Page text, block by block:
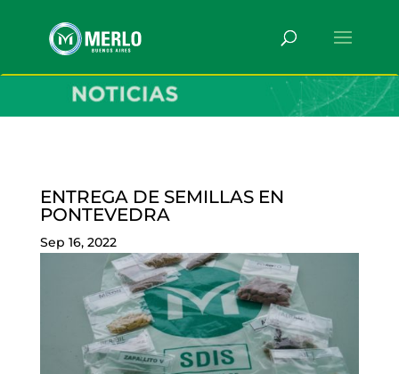
ENTREGA DE SEMILLAS EN
PONTEVEDRA
Sep 16, 2022